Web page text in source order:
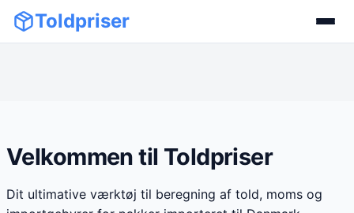
Toldpriser
Velkommen til Toldpriser
Dit ultimative værktøj til beregning af told, moms og